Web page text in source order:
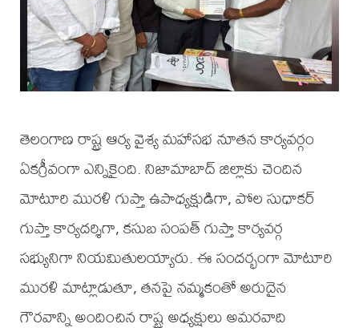
తెలంగాణ రాష్ట్ర ఆర్య వైశ్య మహాసభ నూతన కార్యవర్గం
ఏకగ్రీవంగా ఎన్నికైంది. నిజామాబాద్ జిల్లాకు చెందిన
మోటూరి మురళి గుప్తా ఉపాధ్యక్షుడిగా, పోల సుధాకర్
గుప్తా కార్యదర్శిగా, కసుబ సంపత్ గుప్తా కార్యవర్గ
సభ్యునిగా నియమితులయ్యారు. ఈ సందర్భంగా మోటూరి
మురళి మాట్లాడుతూ, తనపై నమ్మకంతో అరుదైన
గౌరవాన్ని అందించిన రాష్ట్ర అధ్యక్షులు అమరవాది